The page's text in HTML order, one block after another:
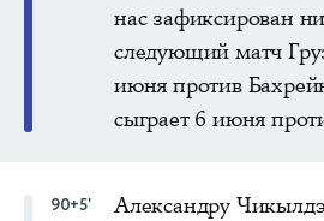
нас зафиксирован
следующий матч
июня против
сыграет 6 июня
90+5'
Александру